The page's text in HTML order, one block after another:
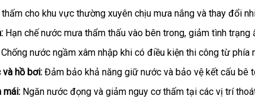
thấm cho khu vực thường xuyên chịu mưa nắng và thay đổi
Hạn chế nước mưa thẩm thấu vào bên trong, giảm tình trạng
Chống nước ngầm xâm nhập khi có điều kiện thi công từ phía
hồ bơi: Đảm bảo khả năng giữ nước và bảo vệ kết cấu bê
mái: Ngăn nước đọng và giảm nguy cơ thấm tại các vị trí